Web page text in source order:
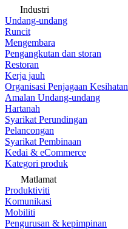
Industri
Undang-undang
Runcit
Mengembara
Pengangkutan dan storan
Restoran
Kerja jauh
Organisasi Penjagaan Kesihatan
Amalan Undang-undang
Hartanah
Syarikat Perundingan
Pelancongan
Syarikat Pembinaan
Kedai & eCommerce
Kategori produk
Matlamat
Produktiviti
Komunikasi
Mobiliti
Pengurusan & kepimpinan